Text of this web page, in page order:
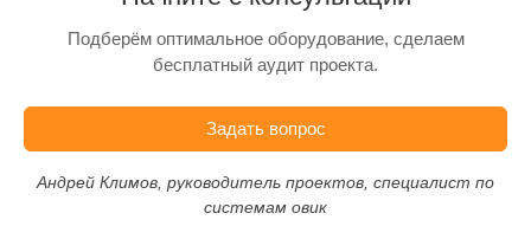
Подберём оптимальное оборудование, сделаем
бесплатный аудит проекта.
Задать вопрос
Андрей Климов, руководитель проектов, специалист по
системам овик